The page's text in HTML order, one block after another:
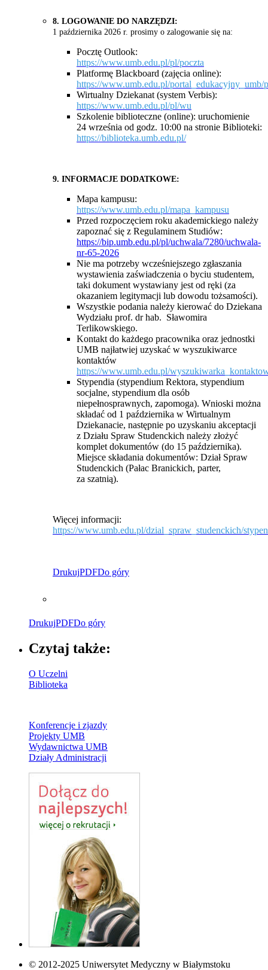
8. LOGOWANIE DO NARZĘDZI:
1 października 2026 r. prosimy o zalogowanie się na:
Pocztę Outlook:
https://www.umb.edu.pl/pl/poczta
Platformę Blackboard (zajęcia online):
https://www.umb.edu.pl/portal_edukacyjny_umb/
Wirtualny Dziekanat (system Verbis):
https://www.umb.edu.pl/pl/wu
Szkolenie biblioteczne (online): uruchomienie
24 września od godz. 10:00 na stronie Biblioteki:
https://biblioteka.umb.edu.pl/
9. INFORMACJE DODATKOWE:
Mapa kampusu:
https://www.umb.edu.pl/mapa_kampusu
Przed rozpoczęciem roku akademickiego należy
zapoznać się z Regulaminem Studiów:
https://bip.umb.edu.pl/pl/uchwala/7280/uchwala-
nr-65-2026
Nie ma potrzeby wcześniejszego zgłaszania
wystawienia zaświadczenia o byciu studentem,
taki dokument wystawiany jest od ręki (za
okazaniem legitymacji lub dowodu tożsamości).
Wszystkie podania należy kierować do Dziekana
Wydziału prof. dr hab. Sławomira
Terlikowskiego.
Kontakt do każdego pracownika oraz jednostki
UMB najłatwiej uzyskać w wyszukiwarce
kontaktów
https://www.umb.edu.pl/
Stypendia (stypendium Rektora, stypendium
socjalne, stypendium dla osób
niepełnosprawnych, zapomoga). Wnioski można
składać od 1 października w Wirtualnym
Dziekanacie, następnie po uzyskaniu akceptacji
z Działu Spraw Studenckich należy złożyć
komplet dokumentów (do 15 października).
Miejsce składania dokumentów: Dział Spraw
Studenckich (Pałac Branickich, parter,
za szatnią).
Więcej informacji:
https://www.umb.edu.pl/dzial_spraw_studenckich/
DrukujPDFDo góry
DrukujPDFDo góry
Czytaj także:
O Uczelni
Biblioteka
Konferencje i zjazdy
Projekty UMB
Wydawnictwa UMB
Działy Administracji
© 2012-2025 Uniwersytet Medyczny w Białymstoku